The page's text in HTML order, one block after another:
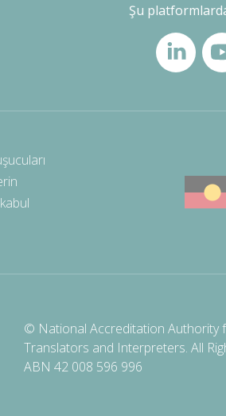
Şu
© National Accreditation Authority
Translators and Interpreters. All
ABN 42 008 596 996